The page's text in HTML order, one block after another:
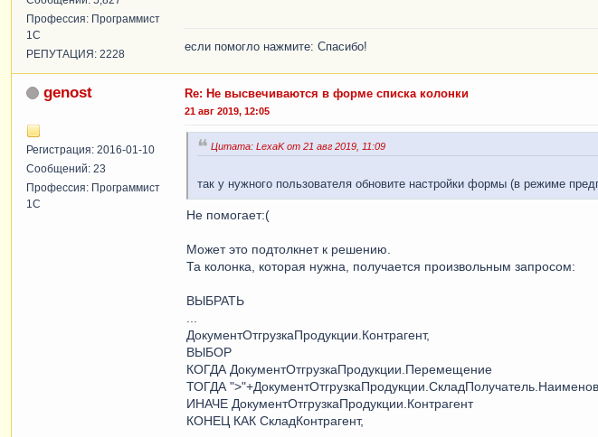
Профессия: Программист
1С
РЕПУТАЦИЯ: 2228
если помогло нажмите: Спасибо!
genost
Регистрация: 2016-01-10
Сообщений: 23
Профессия: Программист
1С
Re: Не высвечиваются в форме списка колонки
21 авг 2019, 12:05
Цитата: LexaK от 21 авг 2019, 11:09
так у нужного пользователя обновите настройки формы (в режиме
Не помогает:(
Может это подтолкнет к решению.
Та колонка, которая нужна, получается произвольным запросом:
ВЫБРАТЬ
ДокументОтгрузкаПродукции.Контрагент,
ВЫБОР
КОГДА ДокументОтгрузкаПродукции.Перемещение
ТОГДА
ИНАЧЕ ДокументОтгрузкаПродукции.Контрагент
КОНЕЦ КАК СкладКонтрагент,